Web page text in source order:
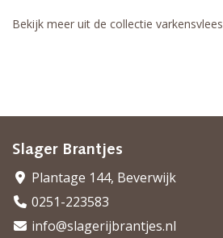
Bekijk meer uit de collectie varkensvlees
Slager Brantjes
Plantage 144, Beverwijk
0251-223583
info@slagerijbrantjes.nl